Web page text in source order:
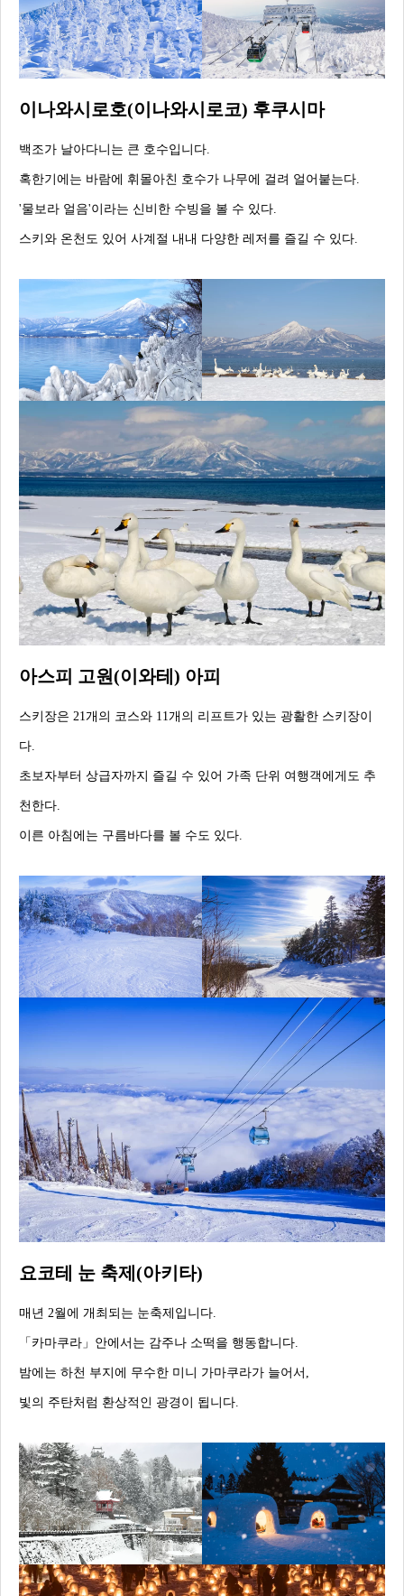
이나와시로호(이나와시로코) 후쿠시마
백조가 날아다니는 큰 호수입니다.
혹한기에는 바람에 휘몰아친 호수가 나무에 걸려 얼어붙는다.
'물보라 얼음'이라는 신비한 수빙을 볼 수 있다.
스키와 온천도 있어 사계절 내내 다양한 레저를 즐길 수 있다.
아스피 고원(이와테) 아피
스키장은 21개의 코스와 11개의 리프트가 있는 광활한 스키장이
다.
초보자부터 상급자까지 즐길 수 있어 가족 단위 여행객에게도 추
천한다.
이른 아침에는 구름바다를 볼 수도 있다.
요코테 눈 축제(아키타)
매년 2월에 개최되는 눈축제입니다.
「카마쿠라」안에서는 감주나 소떡을 행동합니다.
밤에는 하천 부지에 무수한 미니 가마쿠라가 늘어서,
빛의 주탄처럼 환상적인 광경이 됩니다.